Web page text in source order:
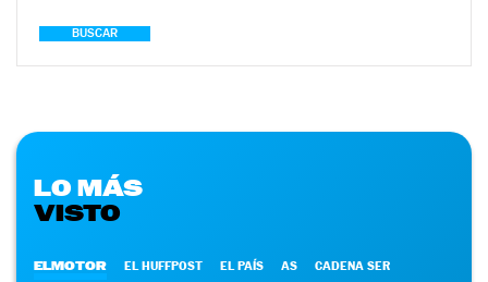
BUSCAR
LO MÁS
VISTO
ELMOTOR EL HUFFPOST EL PAÍS AS CADENA SER